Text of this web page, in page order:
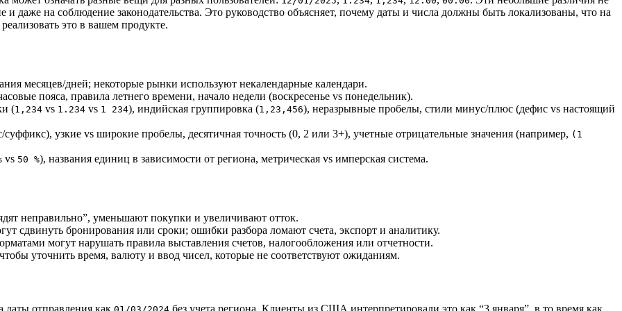
на соблюдение законодательства. Это руководство объясняет, почему даты и числа должны быть локализованы, что на
это в вашем продукте.
месяцев/дней; некоторые рынки используют некалендарные календари.
пояса, правила летнего времени, начало недели (воскресенье vs понедельник).
(1,234 vs 1.234 vs 1 234), индийская группировка (1,23,456), неразрывные пробелы, стили минус/плюс (дефис vs настоящий
узкие vs широкие пробелы, десятичная точность (0, 2 или 3+), учетные отрицательные значения (например, (1
vs 50 %), названия единиц в зависимости от региона, метрическая vs имперская система.
неправильно”, уменьшают покупки и увеличивают отток.
сдвинуть бронирования или сроки; ошибки разбора ломают счета, экспорт и аналитику.
могут нарушать правила выставления счетов, налогообложения или отчетности.
уточнить время, валюту и ввод чисел, которые не соответствуют ожиданиям.